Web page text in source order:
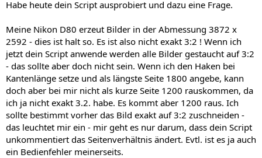
Habe heute dein Script ausprobiert und dazu eine Frage.
Meine Nikon D80 erzeut Bilder in der Abmessung 3872 x
2592 - dies ist halt so. Es ist also nicht exakt 3:2 ! Wenn ich
jetzt dein Script anwende werden alle Bilder gestaucht auf 3:2
- das sollte aber doch nicht sein. Wenn ich den Haken bei
Kantenlänge setze und als längste Seite 1800 angebe, kann
doch aber bei mir nicht als kurze Seite 1200 rauskommen, da
ich ja nicht exakt 3.2. habe. Es kommt aber 1200 raus. Ich
sollte bestimmt vorher das Bild exakt auf 3:2 zuschneiden -
das leuchtet mir ein - mir geht es nur darum, dass dein Script
unkommentiert das Seitenverhältnis ändert. Evtl. ist es ja auch
ein Bedienfehler meinerseits.